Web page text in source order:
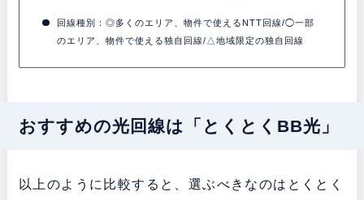
回線種別：◎多くのエリア、物件で使えるNTT回線/◯一部
のエリア、物件で使える独自回線/△地域限定の独自回線
おすすめの光回線は「とくとくBB光」
以上のように比較すると、選ぶべきなのはとくとく